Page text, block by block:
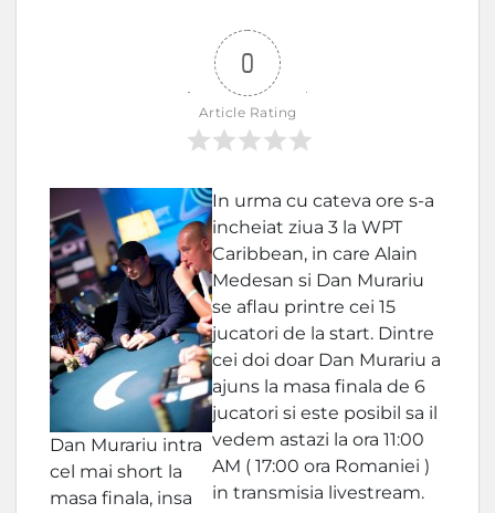
0
Article Rating
Dan Murariu intra
cel mai short la
masa finala, insa
In urma cu cateva ore s-a
incheiat ziua 3 la WPT
Caribbean, in care Alain
Medesan si Dan Murariu
se aflau printre cei 15
jucatori de la start. Dintre
cei doi doar Dan Murariu a
ajuns la masa finala de 6
jucatori si este posibil sa il
vedem astazi la ora 11:00
AM ( 17:00 ora Romaniei )
in transmisia livestream.